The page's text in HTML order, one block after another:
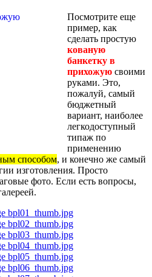
Посмотрите еще
пример, как
сделать простую
кованую
банкетку в
прихожую своими
руками. Это,
пожалуй, самый
бюджетный
вариант, наиболее
легкодоступный
типаж по
применению
способом, и конечно же самый
изготовления. Просто
фото. Если есть вопросы,